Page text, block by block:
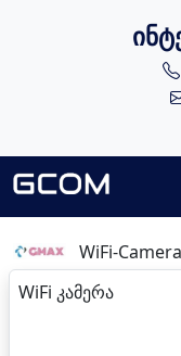
WiFi-Camera
WiFi კამერა